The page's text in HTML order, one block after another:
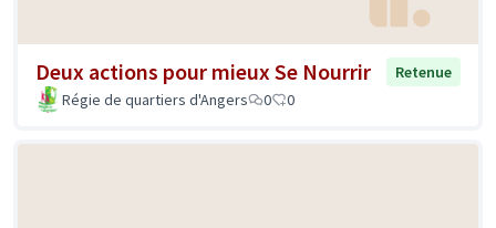
Deux actions pour mieux Se Nourrir
Retenue
Régie de quartiers d'Angers
0 0